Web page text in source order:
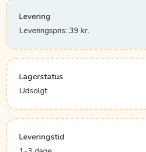
Levering
Leveringspris: 39 kr.
Lagerstatus
Udsolgt
Leveringstid